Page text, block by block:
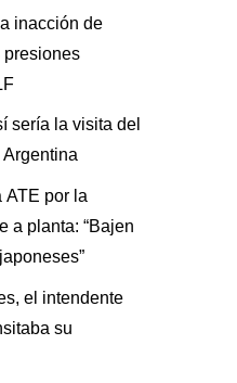
inacción de
sería la visita del
ATE por la
a planta: “Bajen
el intendente
su